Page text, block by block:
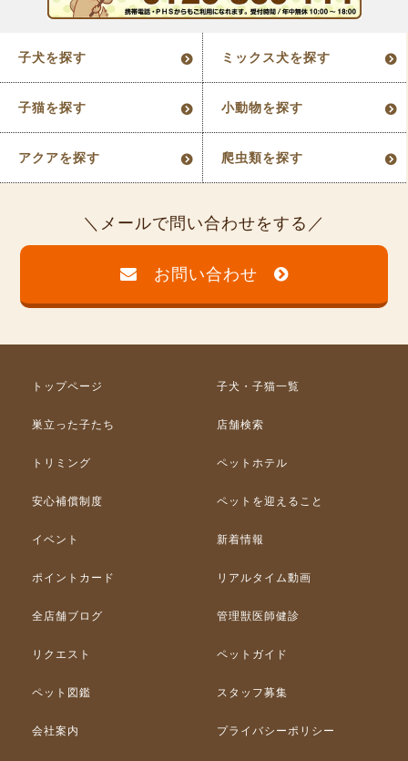
子犬を探す ミックス犬を探す
子猫を探す 小動物を探す
アクアを探す 爬虫類を探す
メールで問い合わせをする
お問い合わせ
トップページ 子犬・子猫一覧
巣立った子たち 店舗検索
トリミング ペットホテル
安心補償制度 ペットを迎えること
イベント 新着情報
ポイントカード リアルタイム動画
全店舗ブログ 管理獣医師健診
リクエスト ペットガイド
ペット図鑑 スタッフ募集
会社案内 プライバシーポリシー